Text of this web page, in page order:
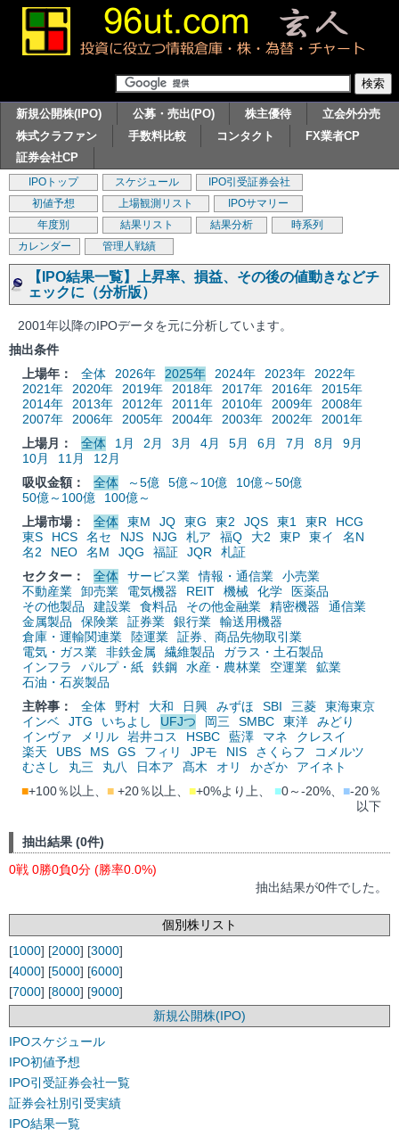
新規公開株(IPO) 公募・売出(PO) 株主優待
立会外分売
株式クラファン
手数料比較 コンタクト
FX業者CP
証券会社CP
IPOトップ スケジュール
IPO引受証券会社
初値予想
上場観測リスト
IPOサマリー
年度別
結果リスト 結果分析
時系列
カレンダー
管理人戦績
【IPO結果一覧】上昇率、損益、その後の値動きなどチ
ェックに（分析版）
2001年以降のIPOデータを元に分析しています。
抽出条件
上場年：
全体 2026年 2025年 2024年 2023年
2022年
2021年
2020年 2019年 2018年 2017年 2016年
2015年
2014年
2013年 2012年 2011年 2010年 2009年
2008年
2007年
2006年 2005年 2004年 2003年 2002年
2001年
上場月：
全体 1月 2月 3月 4月 5月 6月 7月 8月
9月
10月
11月
12月
吸収金額：
全体 ～5億 5億～10億
10億～50億
50億～100億
100億～
上場市場：
全体 東M JQ 東G 東2 JQS 東1 東R
HCG
東S
HCS 名セ NJS NJG 札ア 福Q 大2 東P 東イ
名N
名2
NEO 名M JQG 福証 JQR
札証
セクター：
全体 サービス業 情報・通信業
小売業
不動産業
卸売業 電気機器 REIT 機械 化学
医薬品
その他製品
建設業 食料品 その他金融業 精密機器
通信業
金属製品
保険業 証券業 銀行業
輸送用機器
倉庫・運輸関連業
陸運業
証券、商品先物取引業
電気・ガス業
非鉄金属 繊維製品
ガラス・土石製品
インフラ
パルプ・紙 鉄鋼 水産・農林業 空運業
鉱業
石油・石炭製品
主幹事：
全体 野村 大和 日興 みずほ SBI 三菱
東海東京
インベ
JTG いちよし UFJつ 岡三 SMBC 東洋
みどり
インヴァ
メリル 岩井コス HSBC 藍澤 マネ
クレスイ
楽天
UBS MS GS フィリ JPモ NIS さくらフ
コメルツ
むさし
丸三 丸八 日本ア 髙木 オリ かざか
アイネト
■+100％以上、 ■ +20％以上、 ■+0%より上、 ■0～-20%、 ■-20％
以下
抽出結果 (0件)
0戦 0勝0負0分 (勝率0.0%)
抽出結果が0件でした。
個別株リスト
[1000] [2000] [3000]
[4000] [5000] [6000]
[7000] [8000] [9000]
新規公開株(IPO)
IPOスケジュール
IPO初値予想
IPO引受証券会社一覧
証券会社別引受実績
IPO結果一覧